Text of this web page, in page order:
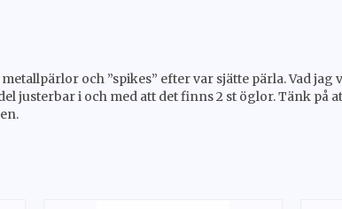
och ”spikes” efter var sjätte pärla. Vad jag
justerbar i och med att det finns 2 st öglor. Tänk på